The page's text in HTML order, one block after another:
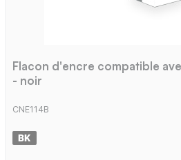
Flacon d'encre compatible
- noir
CNE114B